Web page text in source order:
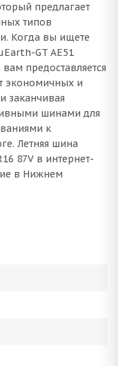
предлагает
типов
Когда вы ищете
GT AE51
предоставляется
экономичных и
заканчивая
шинами для
к
Летняя шина
87V в интернет-
в Нижнем